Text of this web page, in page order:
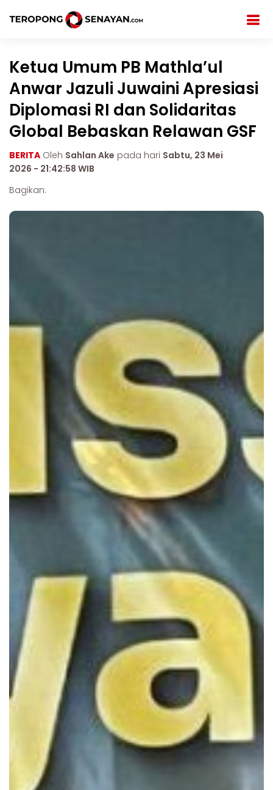
Ketua Umum PB Mathla’ul
Anwar Jazuli Juwaini Apresiasi
Diplomasi RI dan Solidaritas
Global Bebaskan Relawan GSF
BERITA Oleh Sahlan Ake pada hari Sabtu, 23 Mei
2026 - 21:42:58 WIB
Bagikan: